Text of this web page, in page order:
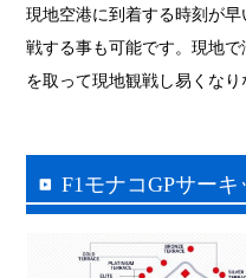
現地空港に到着する時刻が
戦する事も可能です。現地
を取って現地観戦し易くなり
F1モナコGPサーキ